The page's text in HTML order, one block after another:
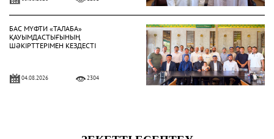
БАС МҮФТИ «ТАЛАБА»
ҚАУЫМДАСТЫҒЫНЫҢ
ШӘКІРТТЕРІМЕН КЕЗДЕСТІ
04.08.2026 2304